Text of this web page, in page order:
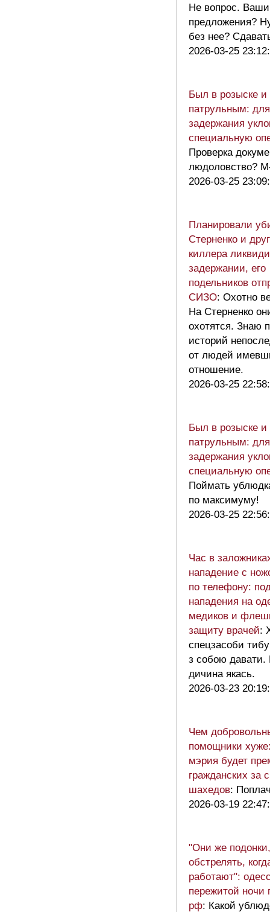
Не вопрос. Ваши
предложения?
без нее?
2026-03-25
Был в розыске и
патрульным: для
задержания
специальную
Проверка
людоловство?
2026-03-25
Планировали
Стерненко и
киллера
задержании, его
подельников
СИЗО: Охотно
На Стерненко
охотятся. Знаю
историй
от людей
отношение.
2026-03-25
Был в розыске и
патрульным: для
задержания
специальную
Поймать
по максимуму!
2026-03-25
Час в
нападение с
по телефону:
нападения на
медиков и
защиту врачей:
спецзасоби
з собою давати.
дичина якась.
2026-03-23
Чем
помощники
мэрия будет
гражданских за
шахедов:
2026-03-19
"Они же
обстрелять,
работают":
пережитой ночи
рф: Какой